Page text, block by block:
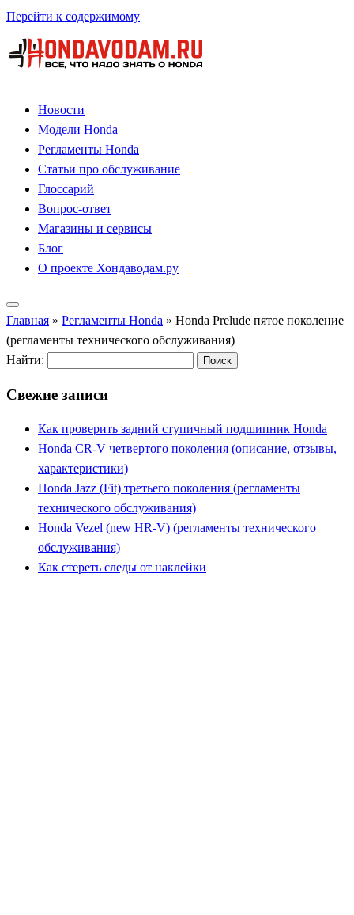
Перейти к содержимому
Новости
Модели Honda
Регламенты Honda
Статьи про обслуживание
Глоссарий
Вопрос-ответ
Магазины и сервисы
Блог
О проекте Хондаводам.ру
Главная » Регламенты Honda » Honda Prelude пятое поколение
(регламенты технического обслуживания)
Найти:
Свежие записи
Как проверить задний ступичный подшипник Honda
Honda CR-V четвертого поколения (описание, отзывы,
характеристики)
Honda Jazz (Fit) третьего поколения (регламенты
технического обслуживания)
Honda Vezel (new HR-V) (регламенты технического
обслуживания)
Как стереть следы от наклейки